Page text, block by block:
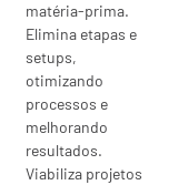
matéria-prima.
Elimina etapas e
setups,
otimizando
processos e
melhorando
resultados.
Viabiliza projetos